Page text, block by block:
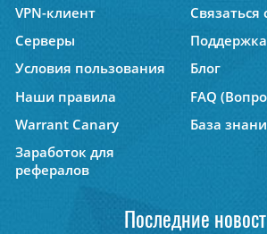
VPN-клиент
Связаться
Серверы
Поддержка
Условия пользования
Блог
Наши правила
FAQ
Warrant Canary
База
Заработок для
рефералов
Последние